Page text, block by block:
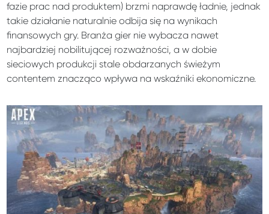
fazie prac nad produktem) brzmi naprawdę ładnie, jednak
takie działanie naturalnie odbija się na wynikach
finansowych gry. Branża gier nie wybacza nawet
najbardziej nobilitującej rozważności, a w dobie
sieciowych produkcji stale obdarzanych świeżym
contentem znacząco wpływa na wskaźniki ekonomiczne.